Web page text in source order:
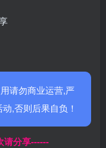
请勿商业运营,严
,否则后果自负！
请分享------